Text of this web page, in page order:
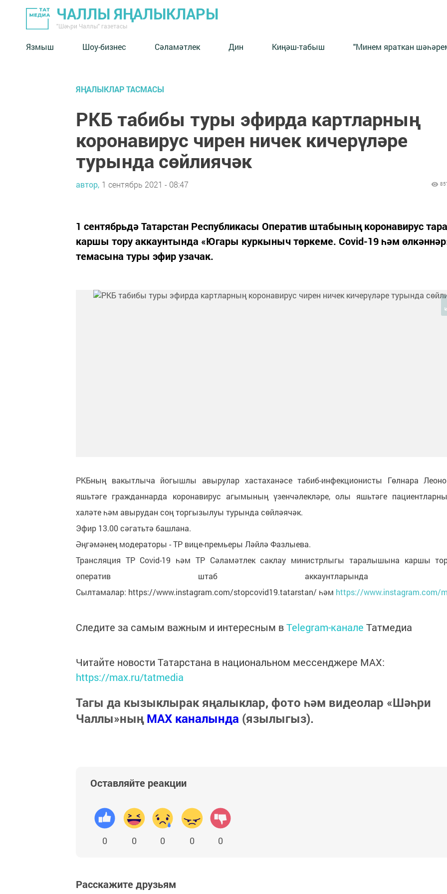
ЧАЛЛЫ ЯҢАЛЫКЛАРЫ
"Шәһри Чаллы" газетасы
Язмыш Шоу-бизнес Сәламәтлек Дин Киңәш-табыш "Минем яраткан
ЯҢАЛЫКЛАР ТАСМАСЫ
РКБ табибы туры эфирда картларның
коронавирус чирен ничек кичерүләре
турында сөйлиячәк
автор, 1 сентябрь 2021 - 08:47
1 сентябрьдә Татарстан Республикасы Оператив штабының коронавирус
каршы тору аккаунтында «Югары куркыныч төркеме. Covid-19 һәм
темасына туры эфир узачак.
РКБның вакытлыча йогышлы авырулар хастаханәсе табиб-инфекционисты Гөлнара
яшьтәге гражданнарда коронавирус агымының үзенчәлекләре, олы яшьтәге
халәте һәм авырудан соң торгызылуы турында сөйләячәк.
Эфир 13.00 сәгатьтә башлана.
Әңгәмәнең модераторы - ТР вице-премьеры Ләйлә Фазлыева.
Трансляция ТР Covid-19 һәм ТР Сәламәтлек саклау министрлыгы таралышына каршы
оператив штаб аккаунтларында
Сылтамалар: https://www.instagram.com/stopcovid19.tatarstan/ һәм https://www.instagram.com/
Следите за самым важным и интересным вTelegram-канале Татмедиа
Читайте новости Татарстана в национальном мессенджере MАХ:
https://max.ru/tatmedia
Тагы да кызыклырак яңалыклар, фото һәм видеолар «Шәһри
Чаллы»ныңMAX каналында (язылыгыз).
Оставляйте реакции
0 0 0 0 0
Расскажите друзьям